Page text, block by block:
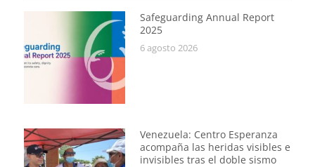
Safeguarding Annual Report
2025
6 agosto 2026
Venezuela: Centro Esperanza
acompaña las heridas visibles e
invisibles tras el doble sismo